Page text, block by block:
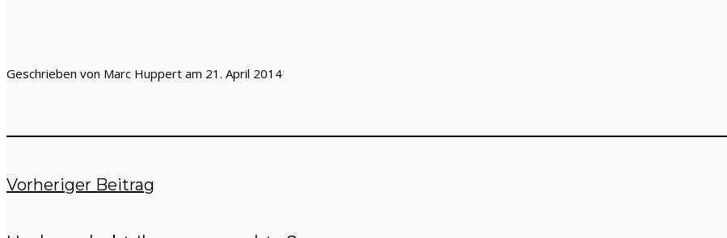
Geschrieben von Marc Huppert am 21. April 2014
Vorheriger Beitrag